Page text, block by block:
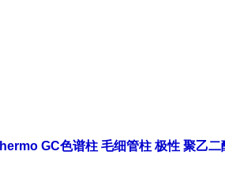
GC色谱柱 毛细管柱 极性 聚乙二